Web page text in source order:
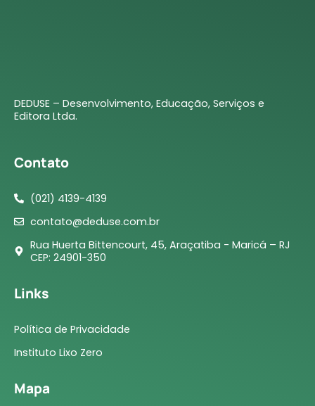
DEDUSE – Desenvolvimento, Educação, Serviços e
Editora Ltda.
Contato
(021) 4139-4139
contato@deduse.com.br
Rua Huerta Bittencourt, 45, Araçatiba - Maricá – RJ
CEP: 24901-350
Links
Política de Privacidade
Instituto Lixo Zero
Mapa